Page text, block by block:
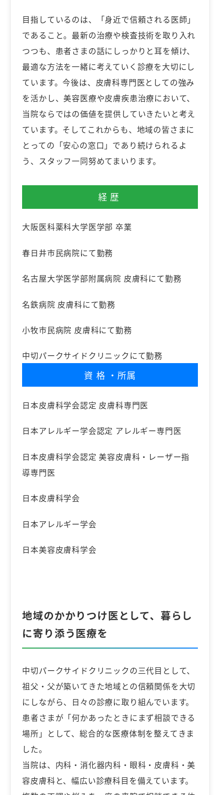
目指しているのは、「身近で信頼される医師」
であること。最新の治療や検査技術を取り入れ
つつも、患者さまの話にしっかりと耳を傾け、
最適な方法を一緒に考えていく診療を大切にし
ています。今後は、皮膚科専門医としての強み
を活かし、美容医療や皮膚疾患治療において、
当院ならではの価値を提供していきたいと考え
ています。そしてこれからも、地域の皆さまに
とっての「安心の窓口」であり続けられるよ
う、スタッフ一同努めてまいります。
経歴
大阪医科薬科大学医学部 卒業
春日井市民病院にて勤務
名古屋大学医学部附属病院 皮膚科にて勤務
名鉄病院 皮膚科にて勤務
小牧市民病院 皮膚科にて勤務
中切パークサイドクリニックにて勤務
資格 ・所属
日本皮膚科学会認定 皮膚科専門医
日本アレルギー学会認定 アレルギー専門医
日本皮膚科学会認定 美容皮膚科・レーザー指
導専門医
日本皮膚科学会
日本アレルギー学会
日本美容皮膚科学会
地域のかかりつけ医として、暮らし
に寄り添う医療を
中切パークサイドクリニックの三代目として、
祖父・父が築いてきた地域との信頼関係を大切
にしながら、日々の診療に取り組んでいます。
患者さまが「何かあったときにまず相談できる
場所」として、総合的な医療体制を整えてきま
した。
当院は、内科・消化器内科・眼科・皮膚科・美
容皮膚科と、幅広い診療科目を備えています。